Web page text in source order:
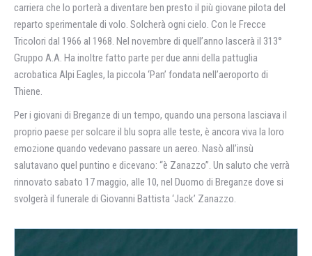
carriera che lo porterà a diventare ben presto il più giovane pilota del
reparto sperimentale di volo. Solcherà ogni cielo. Con le Frecce
Tricolori dal 1966 al 1968. Nel novembre di quell’anno lascerà il 313°
Gruppo A.A. Ha inoltre fatto parte per due anni della pattuglia
acrobatica Alpi Eagles, la piccola ‘Pan’ fondata nell’aeroporto di
Thiene.
Per i giovani di Breganze di un tempo, quando una persona lasciava il
proprio paese per solcare il blu sopra alle teste, è ancora viva la loro
emozione quando vedevano passare un aereo. Nasò all’insù
salutavano quel puntino e dicevano: “è Zanazzo”. Un saluto che verrà
rinnovato sabato 17 maggio, alle 10, nel Duomo di Breganze dove si
svolgerà il funerale di Giovanni Battista ‘Jack’ Zanazzo.